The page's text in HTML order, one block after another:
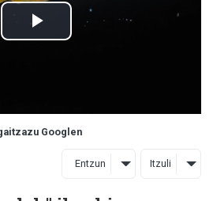
Googlen
Entzun Itzuli